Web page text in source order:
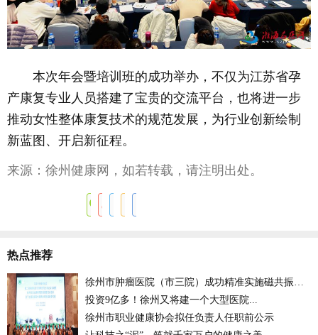
本次年会暨培训班的成功举办，不仅为江苏省孕
产康复专业人员搭建了宝贵的交流平台，也将进一步
推动女性整体康复技术的规范发展，为行业创新绘制
新蓝图、开启新征程。
来源：徐州健康网，如若转载，请注明出处。
热点推荐
徐州市肿瘤医院（市三院）成功精准实施磁共振引导肝肿瘤微波消融术
投资9亿多！徐州又将建一个大型医院...
徐州市职业健康协会拟任负责人任职前公示